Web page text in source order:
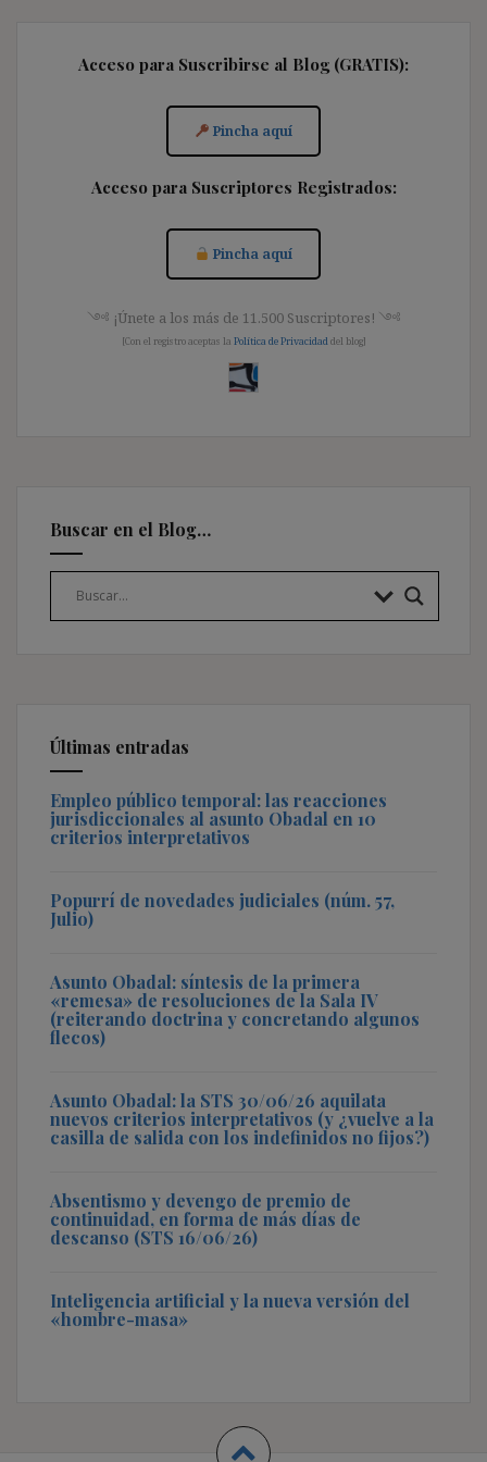
Acceso para Suscribirse al Blog (GRATIS):
Pincha aquí
Acceso para Suscriptores Registrados:
Pincha aquí
༺ ¡Únete a los más de 11.500 Suscriptores! ༺
[Con el registro aceptas la Política de Privacidad del blog]
Buscar en el Blog…
Últimas entradas
Empleo público temporal: las reacciones
jurisdiccionales al asunto Obadal en 10
criterios interpretativos
Popurrí de novedades judiciales (núm. 57,
Julio)
Asunto Obadal: síntesis de la primera
«remesa» de resoluciones de la Sala IV
(reiterando doctrina y concretando algunos
flecos)
Asunto Obadal: la STS 30/06/26 aquilata
nuevos criterios interpretativos (y ¿vuelve a la
casilla de salida con los indefinidos no fijos?)
Absentismo y devengo de premio de
continuidad, en forma de más días de
descanso (STS 16/06/26)
Inteligencia artificial y la nueva versión del
«hombre-masa»